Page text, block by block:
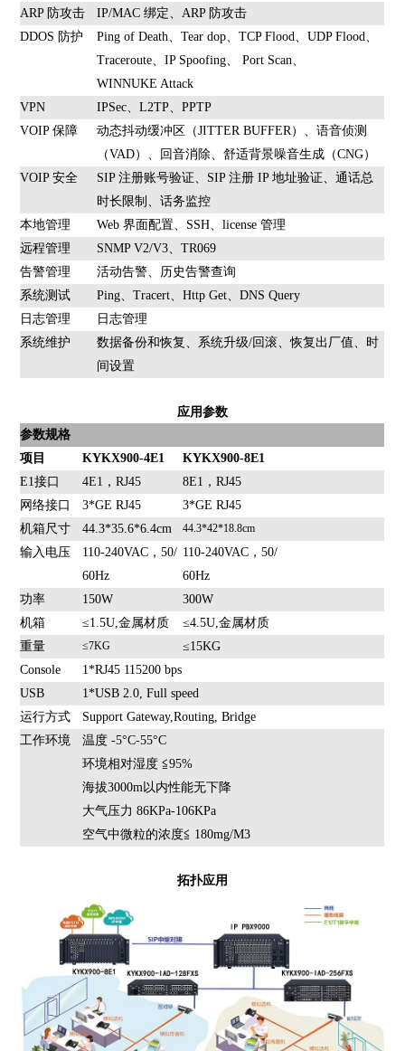
ARP 防攻击
IP/MAC 绑定、ARP 防攻击
DDOS 防护
Ping of Death、Tear dop、TCP Flood、UDP Flood、
Traceroute、IP Spoofing、 Port Scan、
WINNUKE Attack
VPN
IPSec、L2TP、PPTP
VOIP 保障
动态抖动缓冲区（JITTER BUFFER）、语音侦测
（VAD）、回音消除、舒适背景噪音生成（CNG）
VOIP 安全
SIP 注册账号验证、SIP 注册 IP 地址验证、通话总
时长限制、话务监控
本地管理
Web 界面配置、SSH、license 管理
远程管理
SNMP V2/V3、TR069
告警管理
活动告警、历史告警查询
系统测试
Ping、Tracert、Http Get、DNS Query
日志管理
日志管理
系统维护
数据备份和恢复、系统升级/回滚、恢复出厂值、时
间设置
应用参数
参数规格
项目
KYKX900-4E1
KYKX900-8E1
E1接口
4E1，RJ45
8E1，RJ45
网络接口
3*GE RJ45
3*GE RJ45
机箱尺寸
44.3*35.6*6.4cm 44.3*42*18.8cm
输入电压
110-240VAC，50/
60Hz
110-240VAC，50/
60Hz
功率
150W
300W
机箱
≤1.5U,金属材质 ≤4.5U,金属材质
重量
≤7KG
≤15KG
Console
1*RJ45 115200 bps
USB
1*USB 2.0, Full speed
运行方式
Support Gateway,Routing, Bridge
工作环境
温度 -5°C-55°C
环境相对湿度 ≦95%
海拔3000m以内性能无下降
大气压力 86KPa-106KPa
空气中微粒的浓度≦ 180mg/M3
拓扑应用